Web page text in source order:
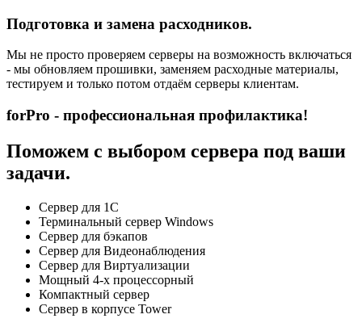
Подготовка и замена расходников.
Мы не просто проверяем серверы на возможность включаться
- мы обновляем прошивки, заменяем расходные материалы,
тестируем и только потом отдаём серверы клиентам.
forPro - профессиональная профилактика!
Поможем с выбором сервера под ваши
задачи.
Сервер для 1С
Терминальный сервер Windows
Сервер для бэкапов
Сервер для Видеонаблюдения
Сервер для Виртуализации
Мощный 4-х процессорный
Компактный сервер
Сервер в корпусе Tower